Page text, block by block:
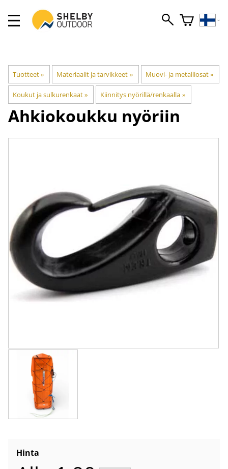
Tuotteet‪» Materiaalit ja tarvikkeet ‪» Muovi- ja metalliosat‪»
Koukut ja sulkurenkaat‪» Kiinnitys nyörillä/renkaalla ‪»
Ahkiokoukku nyöriin
Hinta